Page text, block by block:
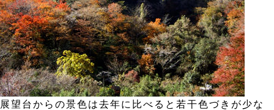
展望台からの景色は去年に比べると若干色づきが少な